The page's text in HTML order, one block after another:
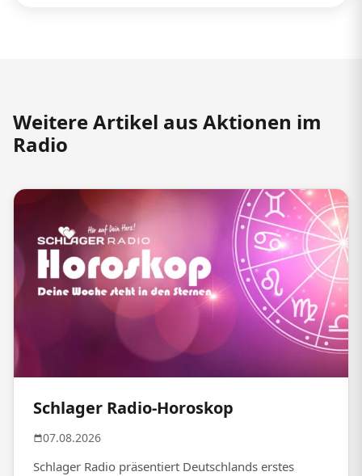
Weitere Artikel aus Aktionen im
Radio
Schlager Radio-Horoskop
07.08.2026
Schlager Radio präsentiert Deutschlands erstes